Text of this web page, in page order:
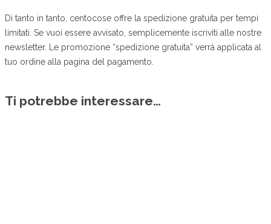
Di tanto in tanto, centocose offre la spedizione gratuita per tempi
limitati. Se vuoi essere avvisato, semplicemente iscriviti alle nostre
newsletter. Le promozione “spedizione gratuita” verrà applicata al
tuo ordine alla pagina del pagamento.
Ti potrebbe interessare…